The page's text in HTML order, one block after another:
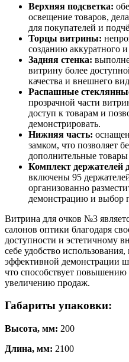
Верхняя подсветка:
освещение товаров,
для покупателей и
Торцы витрины:
созданию аккуратного
Задняя стенка:
витрину более
качества и внешнего
Распашные
прозрачной части
доступ к товарам и
демонстрировать.
Нижняя часть:
замком, что позволяет
дополнительные
Комплект держателей
включены 95
организованно
демонстрацию и выбор
Витрина для очков №3
салонов оптики благодаря
доступности и эстетичному
себе удобство
эффективной демонстрации
что способствует повышению
увеличению продаж.
Габариты упаковки:
Высота, мм: 200
Длина, мм: 2100